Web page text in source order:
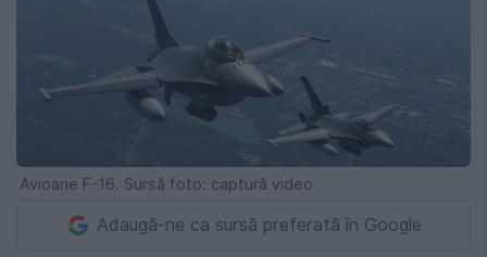
Avioane F-16. Sursă foto: captură video
Adaugă-ne ca sursă preferată în Google